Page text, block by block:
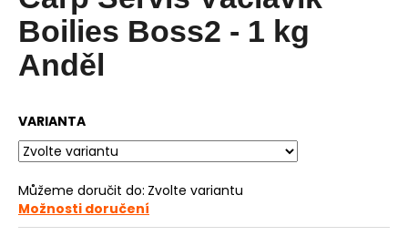
0,0
hvězdiček.
Boilies Boss2 - 1 kg
Anděl
VARIANTA
Můžeme doručit do: Zvolte variantu
Možnosti doručení
a
j
í
?